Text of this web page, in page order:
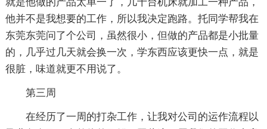
他并不是我想要的工作，所以我决定跑路。托同学帮我在
东莞东莞问了个公司，虽然很小，但做的产品都是小批量
的，几乎过几天就会换一次，学东西应该更快一点，就是
很脏，味道就更不用说了。
第三周
在经历了一周的打杂工作，让我对公司的运作流程以